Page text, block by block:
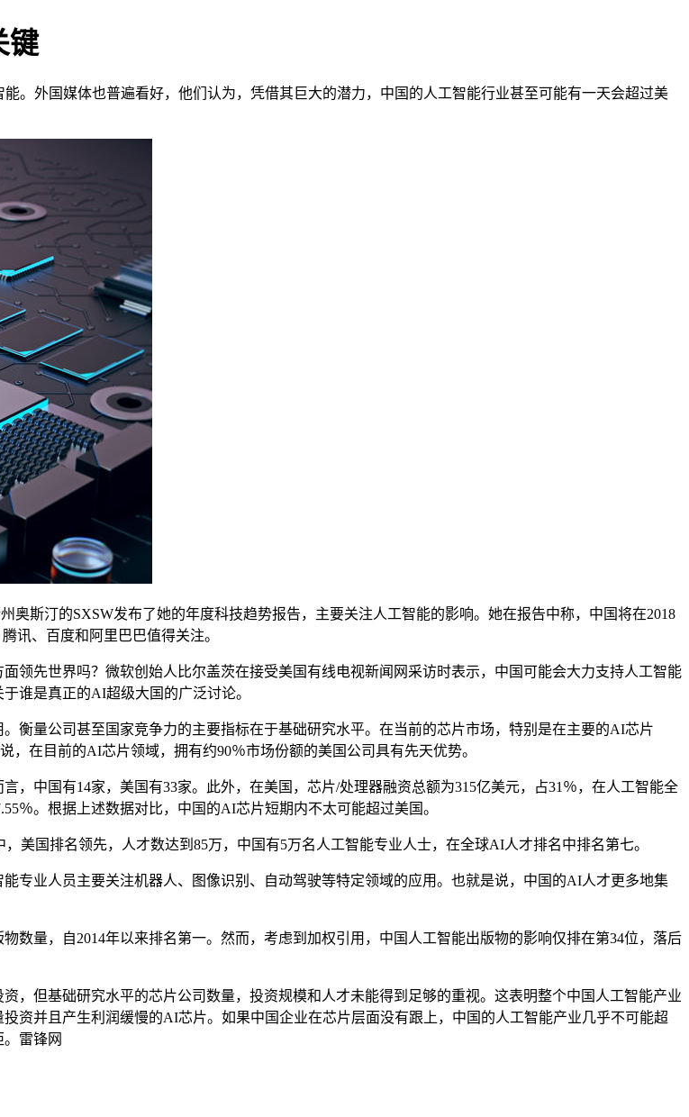
键
外国媒体也普遍看好，他们认为，凭借其巨大的潜力，中国的人工智能行业甚至可能有一天会超过美
斯汀的SXSW发布了她的年度科技趋势报告，主要关注人工智能的影响。她在报告中称，中国将在2018
讯、百度和阿里巴巴值得关注。
先世界吗？微软创始人比尔盖茨在接受美国有线电视新闻网采访时表示，中国可能会大力支持人工智能
谁是真正的AI超级大国的广泛讨论。
量公司甚至国家竞争力的主要指标在于基础研究水平。在当前的芯片市场，特别是在主要的AI芯片
，在目前的AI芯片领域，拥有约90％市场份额的美国公司具有先天优势。
中国有14家，美国有33家。此外，在美国，芯片/处理器融资总额为315亿美元，占31％，在人工智能全
％。根据上述数据对比，中国的AI芯片短期内不太可能超过美国。
国排名领先，人才数达到85万，中国有5万名人工智能专业人士，在全球AI人才排名中排名第七。
业人员主要关注机器人、图像识别、自动驾驶等特定领域的应用。也就是说，中国的AI人才更多地集
量，自2014年以来排名第一。然而，考虑到加权引用，中国人工智能出版物的影响仅排在第34位，落后
但基础研究水平的芯片公司数量，投资规模和人才未能得到足够的重视。这表明整个中国人工智能产业
资并且产生利润缓慢的AI芯片。如果中国企业在芯片层面没有跟上，中国的人工智能产业几乎不可能超
雷锋网